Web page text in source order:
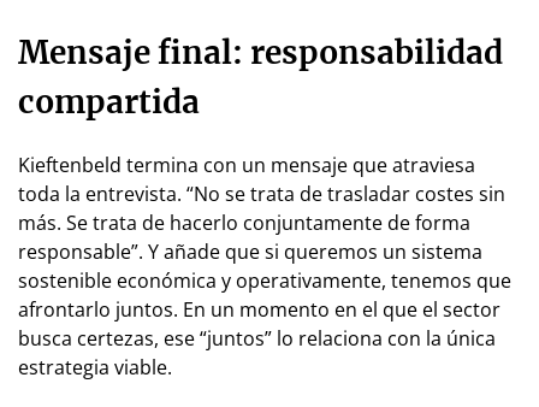
Mensaje final: responsabilidad
compartida
Kieftenbeld termina con un mensaje que atraviesa
toda la entrevista. “No se trata de trasladar costes sin
más. Se trata de hacerlo conjuntamente de forma
responsable”. Y añade que si queremos un sistema
sostenible económica y operativamente, tenemos que
afrontarlo juntos. En un momento en el que el sector
busca certezas, ese “juntos” lo relaciona con la única
estrategia viable.